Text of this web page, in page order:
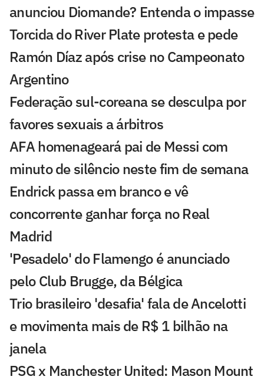
anunciou Diomande? Entenda o impasse
Torcida do River Plate protesta e pede
Ramón Díaz após crise no Campeonato
Argentino
Federação sul-coreana se desculpa por
favores sexuais a árbitros
AFA homenageará pai de Messi com
minuto de silêncio neste fim de semana
Endrick passa em branco e vê
concorrente ganhar força no Real
Madrid
'Pesadelo' do Flamengo é anunciado
pelo Club Brugge, da Bélgica
Trio brasileiro 'desafia' fala de Ancelotti
e movimenta mais de R$ 1 bilhão na
janela
PSG x Manchester United: Mason Mount